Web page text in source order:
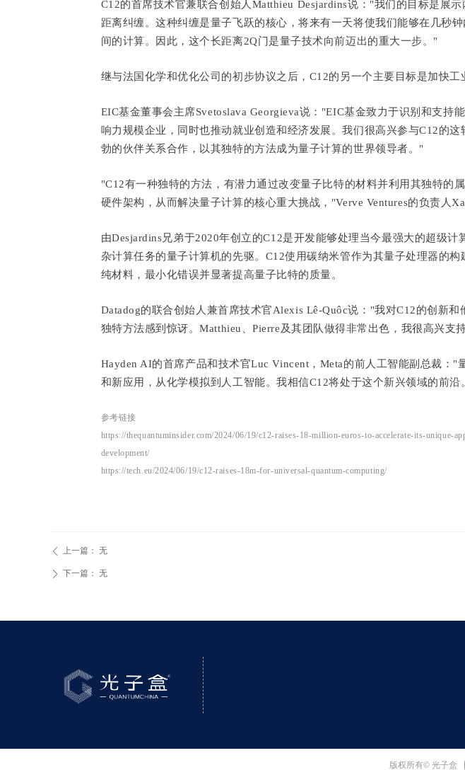
ꄲ 下一篇： 无
ꄴ 上一篇： 无
C12的首席技术官兼联合创始人Matthieu Desjardins说："我们的目标是展
距离纠缠。这种纠缠是量子飞跃的核心，将来有一天将使我们能够在几秒
间的计算。因此，这个长距离2Q门是量子技术向前迈出的重大一步。"
继与法国化学和优化公司的初步协议之后，C12的另一个主要目标是加快工
EIC基金董事会主席Svetoslava Georgieva说："EIC基金致力于识别和支持
响力规模企业，同时也推动就业创造和经济发展。我们很高兴参与C12的这
勃的伙伴关系合作，以其独特的方法成为量子计算的世界领导者。"
"C12有一种独特的方法，有潜力通过改变量子比特的材料并利用其独特的
硬件架构，从而解决量子计算的核心重大挑战，"Verve Ventures的负责人
由Desjardins兄弟于2020年创立的C12是开发能够处理当今最强大的超级计
杂计算任务的量子计算机的先驱。C12使用碳纳米管作为其量子处理器的构
纯材料，最小化错误并显著提高量子比特的质量。
Datadog的联合创始人兼首席技术官Alexis Lê-Quôc说："我对C12的创新和
独特方法感到惊讶。Matthieu、Pierre及其团队做得非常出色，我很高兴支
Hayden AI的首席产品和技术官Luc Vincent，Meta的前人工智能副总裁："
和新应用，从化学模拟到人工智能。我相信C12将处于这个新兴领域的前沿
参考链接
https://thequantuminsider.com/2024/06/19/c12-raises-18-million-euros-to-accelerate-its-unique-
development/
https://tech.eu/2024/06/19/c12-raises-18m-for-universal-quantum-computing/
版权所有© 光子盒